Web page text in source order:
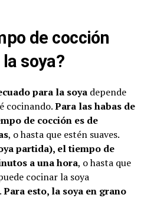
de cocción
soya?
para la soya depende
cocinando.Para las habas de
de cocción es de
, o hasta que estén suaves.
partida), el tiempo de
a una hora, o hasta que
cocinar la soya
Para esto, la soya en grano